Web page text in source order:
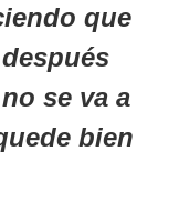
que
se va a
bien